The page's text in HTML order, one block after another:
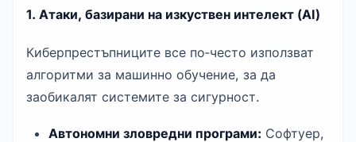
1. Атаки, базирани на изкуствен интелект (AI)
Киберпрестъпниците все по‑често използват
алгоритми за машинно обучение, за да
заобикалят системите за сигурност.
Автономни зловредни програми: Софтуер,